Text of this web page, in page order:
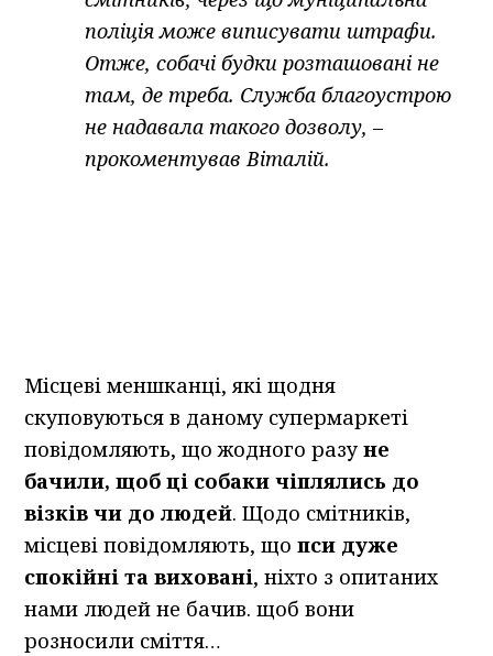
поліція може виписувати штрафи.
Отже, собачі будки розташовані не
там, де треба. Служба благоустрою
не надавала такого дозволу, –
прокоментував Віталій.
Місцеві меншканці, які щодня
скуповуються в даному супермаркеті
повідомляють, що жодного разуне
бачили, щоб ці собаки чіплялись до
візків чи до людей. Щодо смітників,
місцеві повідомляють, щопси дуже
спокійні та виховані, ніхто з опитаних
нами людей не бачив. щоб вони
розносили сміття…